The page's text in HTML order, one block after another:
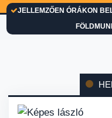
JELLEMZŐEN ÓRÁKON